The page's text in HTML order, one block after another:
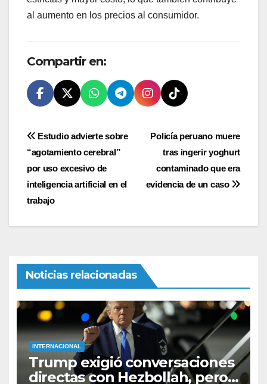
al aumento en los precios al consumidor.
Compartir en:
Navegación
de
entradas
Policía peruano muere
tras ingerir yoghurt
contaminado que era
evidencia de un caso
Estudio advierte sobre
“agotamiento cerebral”
por uso excesivo de
inteligencia artificial en el
trabajo
Noticias relacionadas
INTERNACIONAL
Trump exigió conversaciones
directas con Hezbollah, pero